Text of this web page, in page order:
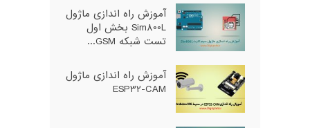
آموزش راه اندازی ماژول
Sim800L بخش اول
تست شبکه GSM...
آموزش راه اندازی ماژول
ESP32-CAM